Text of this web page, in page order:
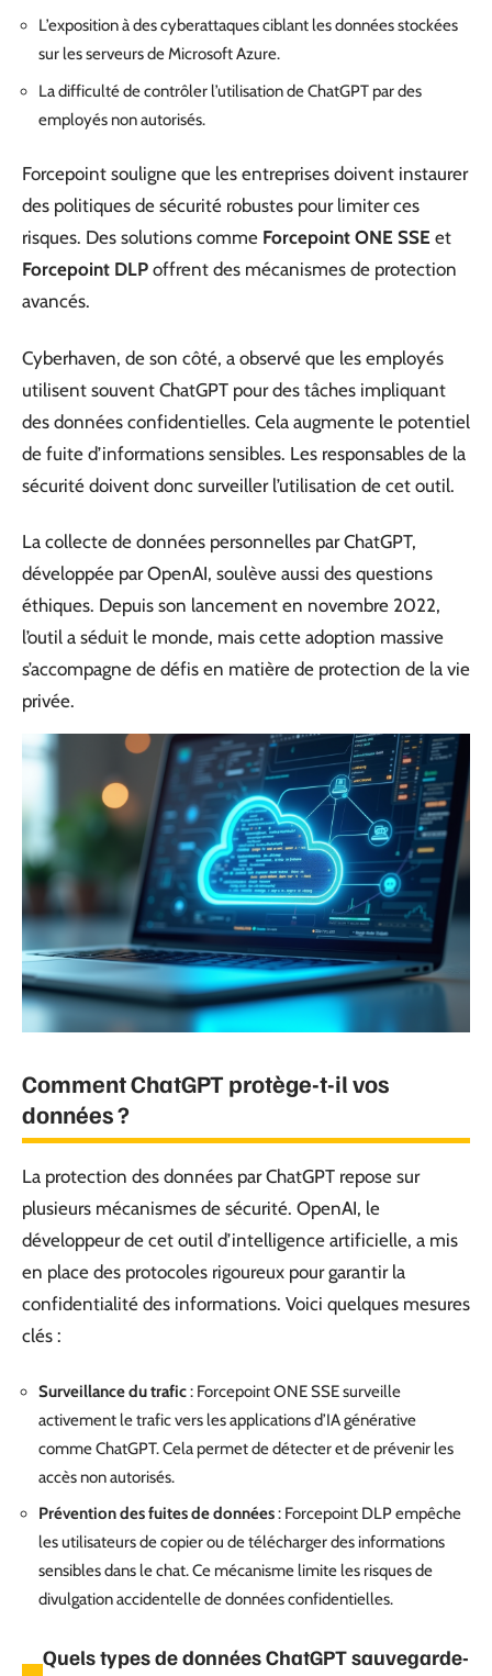
L’exposition à des cyberattaques ciblant les données stockées
sur les serveurs de Microsoft Azure.
La difficulté de contrôler l’utilisation de ChatGPT par des
employés non autorisés.
Forcepoint souligne que les entreprises doivent instaurer
des politiques de sécurité robustes pour limiter ces
risques. Des solutions comme Forcepoint ONE SSE et
Forcepoint DLP offrent des mécanismes de protection
avancés.
Cyberhaven, de son côté, a observé que les employés
utilisent souvent ChatGPT pour des tâches impliquant
des données confidentielles. Cela augmente le potentiel
de fuite d’informations sensibles. Les responsables de la
sécurité doivent donc surveiller l’utilisation de cet outil.
La collecte de données personnelles par ChatGPT,
développée par OpenAI, soulève aussi des questions
éthiques. Depuis son lancement en novembre 2022,
l’outil a séduit le monde, mais cette adoption massive
s’accompagne de défis en matière de protection de la vie
privée.
Comment ChatGPT protège-t-il vos
données ?
La protection des données par ChatGPT repose sur
plusieurs mécanismes de sécurité. OpenAI, le
développeur de cet outil d’intelligence artificielle, a mis
en place des protocoles rigoureux pour garantir la
confidentialité des informations. Voici quelques mesures
clés :
Surveillance du trafic: Forcepoint ONE SSE surveille
activement le trafic vers les applications d’IA générative
comme ChatGPT. Cela permet de détecter et de prévenir les
accès non autorisés.
Prévention des fuites de données: Forcepoint DLP empêche
les utilisateurs de copier ou de télécharger des informations
sensibles dans le chat. Ce mécanisme limite les risques de
divulgation accidentelle de données confidentielles.
Quels types de données ChatGPT sauvegarde-